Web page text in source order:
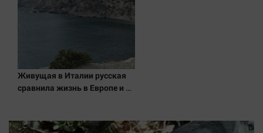
Живущая в Италии русская
сравнила жизнь в Европе и в